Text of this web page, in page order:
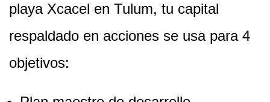
playa Xcacel en Tulum, tu capital
respaldado en acciones se usa para 4
objetivos: